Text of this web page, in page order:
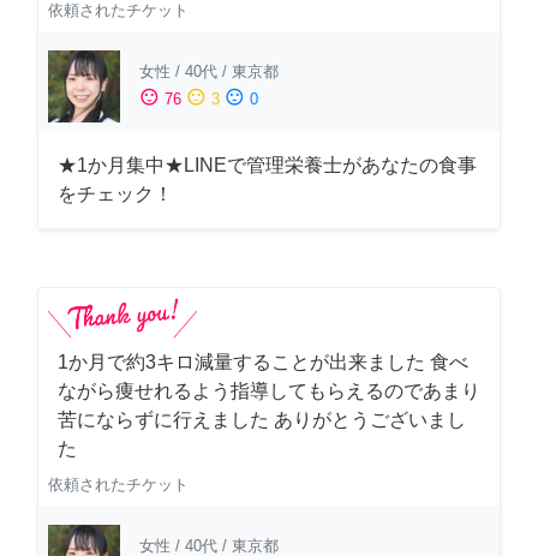
依頼されたチケット
女性 / 40代 / 東京都
sentiment_satisfied 76 sentiment_neutral 3 sentiment_dissatisfied 0
★1か月集中★LINEで管理栄養士があなたの食事
をチェック！
1か月で約3キロ減量することが出来ました 食べ
ながら痩せれるよう指導してもらえるのであまり
苦にならずに行えました ありがとうございまし
た
依頼されたチケット
女性 / 40代 / 東京都